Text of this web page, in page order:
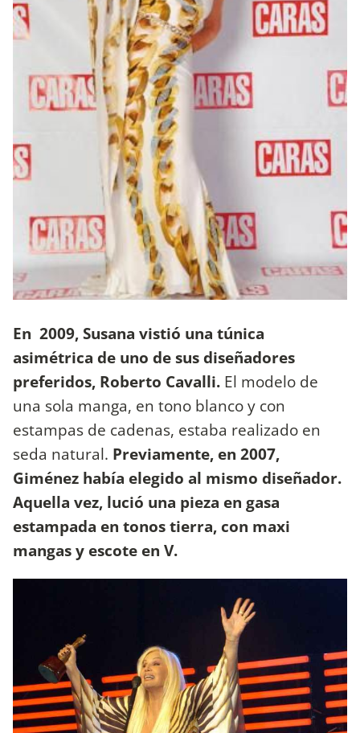
En 2009, Susana vistió una túnica
asimétrica de uno de sus diseñadores
preferidos, Roberto Cavalli. El modelo de
una sola manga, en tono blanco y con
estampas de cadenas, estaba realizado en
seda natural. Previamente, en 2007,
Giménez había elegido al mismo diseñador.
Aquella vez, lució una pieza en gasa
estampada en tonos tierra, con maxi
mangas y escote en V.